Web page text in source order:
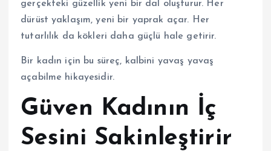
gerçekteki güzellik yeni bir dal oluşturur. Her
dürüst yaklaşım, yeni bir yaprak açar. Her
tutarlılık da kökleri daha güçlü hale getirir.
Bir kadın için bu süreç, kalbini yavaş yavaş
açabilme hikayesidir.
Güven Kadının İç
Sesini Sakinleştirir